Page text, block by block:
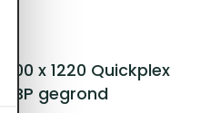
x 1220 Quickplex
gegrond